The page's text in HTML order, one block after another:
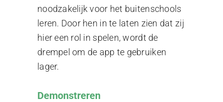
noodzakelijk voor het buitenschools
leren. Door hen in te laten zien dat zij
hier een rol in spelen, wordt de
drempel om de app te gebruiken
lager.
Demonstreren